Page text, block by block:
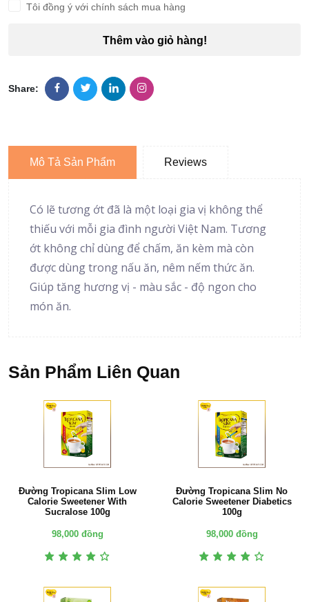
Tôi đồng ý với chính sách mua hàng
Thêm vào giỏ hàng!
Share:
Mô Tả Sản Phẩm Reviews
Có lẽ tương ớt đã là một loại gia vị không thể
thiếu với mỗi gia đình người Việt Nam. Tương
ớt không chỉ dùng để chấm, ăn kèm mà còn
được dùng trong nấu ăn, nêm nếm thức ăn.
Giúp tăng hương vị - màu sắc - độ ngon cho
món ăn.
Sản Phẩm Liên Quan
Đường Tropicana Slim Low
Calorie Sweetener With
Sucralose 100g
98,000 đồng
Đường Tropicana Slim No
Calorie Sweetener Diabetics
100g
98,000 đồng